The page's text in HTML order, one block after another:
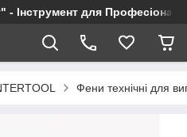
- Інструмент для
Фени технічні для